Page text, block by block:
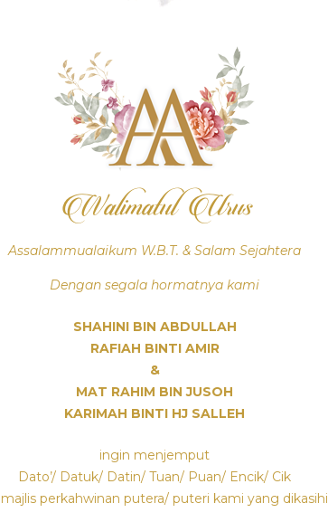
Walimatul Urus
Assalammualaikum W.B.T. & Salam Sejahtera
Dengan segala hormatnya kami
SHAHINI BIN ABDULLAH
RAFIAH BINTI AMIR
&
MAT RAHIM BIN JUSOH
KARIMAH BINTI HJ SALLEH
ingin menjemput
Dato’/ Datuk/ Datin/ Tuan/ Puan/ Encik/ Cik
perkahwinan putera/ puteri kami yang dikasihi